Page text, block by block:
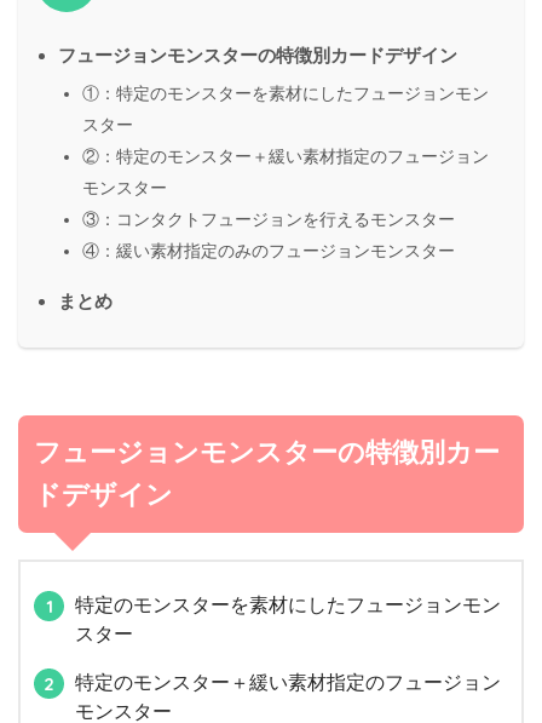
フュージョンモンスターの特徴別カードデザイン
①：特定のモンスターを素材にしたフュージョンモン
スター
②：特定のモンスター＋緩い素材指定のフュージョン
モンスター
③：コンタクトフュージョンを行えるモンスター
④：緩い素材指定のみのフュージョンモンスター
まとめ
フュージョンモンスターの特徴別カー
ドデザイン
特定のモンスターを素材にしたフュージョンモン
スター
特定のモンスター＋緩い素材指定のフュージョン
モンスター